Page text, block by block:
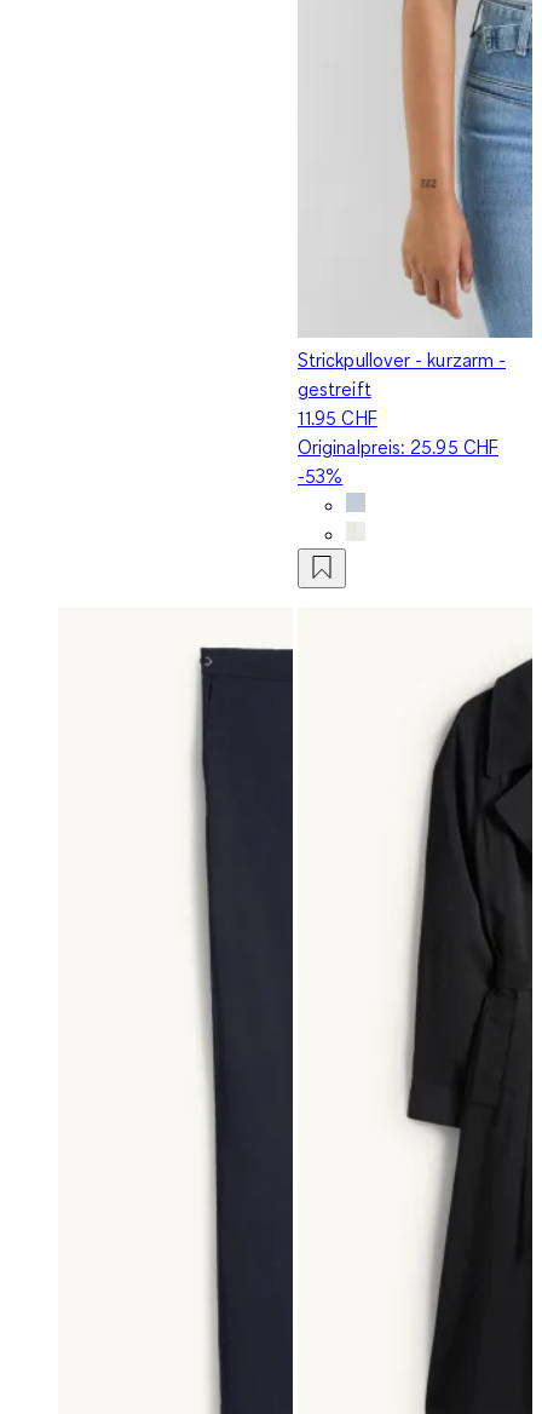
Strickpullover - kurzarm -
gestreift
11.95 CHF
Originalpreis: 25.95 CHF
-53%